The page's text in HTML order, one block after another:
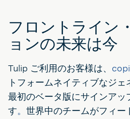
フロントライン
ョンの未来は今
Tulip ご利用のお客様は、
トフォームネイティブなジ
最初のベータ版にサインアッ
す。 世界中のチームがフィー